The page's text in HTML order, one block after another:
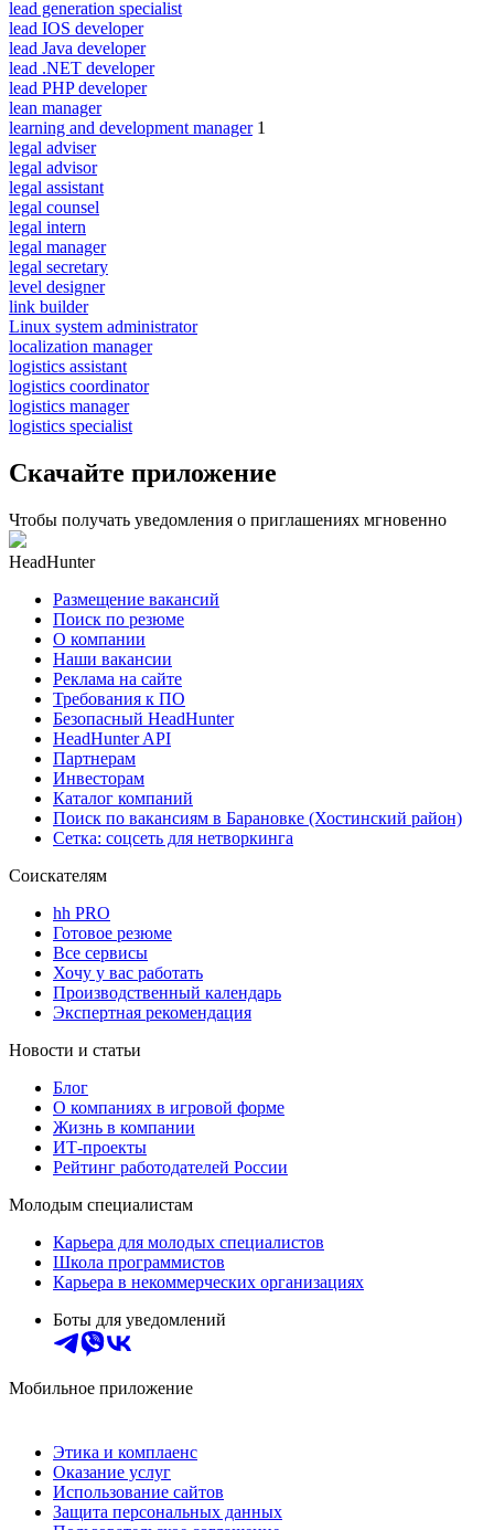
lead generation specialist
lead IOS developer
lead Java developer
lead .NET developer
lead PHP developer
lean manager
learning and development manager 1
legal adviser
legal advisor
legal assistant
legal counsel
legal intern
legal manager
legal secretary
level designer
link builder
Linux system administrator
localization manager
logistics assistant
logistics coordinator
logistics manager
logistics specialist
Скачайте приложение
Чтобы получать уведомления о приглашениях мгновенно
HeadHunter
Размещение вакансий
Поиск по резюме
О компании
Наши вакансии
Реклама на сайте
Требования к ПО
Безопасный HeadHunter
HeadHunter API
Партнерам
Инвесторам
Каталог компаний
Поиск по вакансиям в Барановке (Хостинский район)
Сетка: соцсеть для нетворкинга
Соискателям
hh PRO
Готовое резюме
Все сервисы
Хочу у вас работать
Производственный календарь
Экспертная рекомендация
Новости и статьи
Блог
О компаниях в игровой форме
Жизнь в компании
ИТ-проекты
Рейтинг работодателей России
Молодым специалистам
Карьера для молодых специалистов
Школа программистов
Карьера в некоммерческих организациях
Боты для уведомлений
Мобильное приложение
Этика и комплаенс
Оказание услуг
Использование сайтов
Защита персональных данных